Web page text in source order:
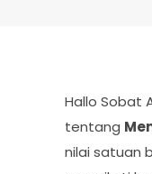
Hallo Sobat
tentang
nilai satuan